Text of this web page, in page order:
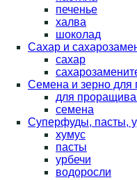
печенье
халва
шоколад
Сахар и
сахар
Семена и зерно для
для
семена
Суперфуды, пасты,
хумус
пасты
урбечи
водоросли